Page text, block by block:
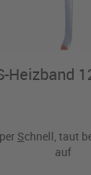
Heizband
Schnell, taut
auf